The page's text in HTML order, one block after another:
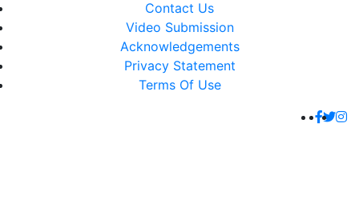
Contact Us
Video Submission
Acknowledgements
Privacy Statement
Terms Of Use